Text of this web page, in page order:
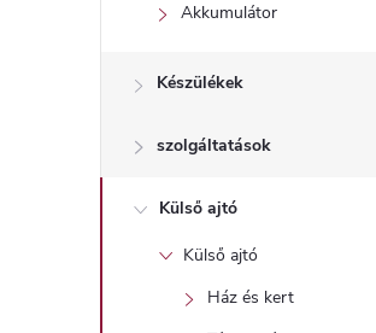
Akkumulátor
Készülékek
szolgáltatások
Külső ajtó
Külső ajtó
Ház és kert